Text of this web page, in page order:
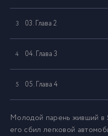
3 03. Глава 2
4 04. Глава 3
5 05. Глава 4
6 06. Глава 5
Молодой парень живший в
его сбил легковой